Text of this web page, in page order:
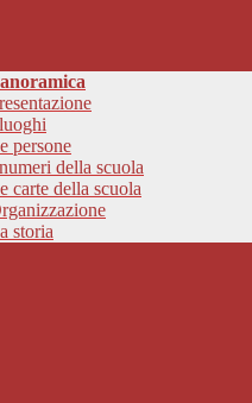
persone
della scuola
carte della scuola
storia